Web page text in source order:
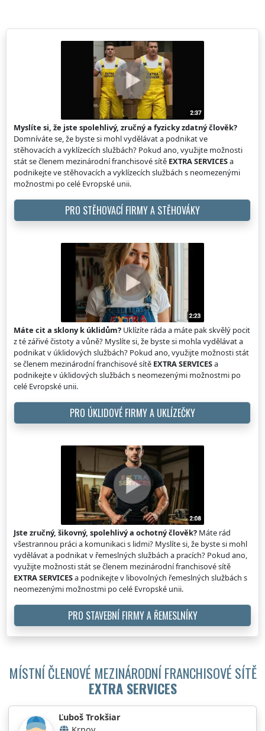
Myslíte si, že jste spolehlivý, zručný a fyzicky zdatný člověk?
Domníváte se, že byste si mohl vydělávat a podnikat ve
stěhovacích a vyklízecích službách? Pokud ano, využijte možnosti
stát se členem mezinárodní franchisové sítě EXTRA SERVICESa
podnikejte ve stěhovacích a vyklízecích službách s neomezenými
možnostmi po celé Evropské unii.
PRO STĚHOVACÍ FIRMY A STĚHOVÁKY
Máte cit a sklony k úklidům? Uklízíte ráda a máte pak skvělý pocit
z té zářivé čistoty a vůně? Myslíte si, že byste si mohla vydělávat a
podnikat v úklidových službách? Pokud ano, využijte možnosti stát
se členem mezinárodní franchisové sítě EXTRA SERVICESa
podnikejte v úklidových službách s neomezenými možnostmi po
celé Evropské unii.
PRO ÚKLIDOVÉ FIRMY A UKLÍZEČKY
Jste zručný, šikovný, spolehlivý a ochotný člověk? Máte rád
všestrannou práci a komunikaci s lidmi? Myslíte si, že byste si mohl
vydělávat a podnikat v řemeslných službách a pracích? Pokud ano,
využijte možnosti stát se členem mezinárodní franchisové sítě
EXTRA SERVICESa podnikejte v libovolných řemeslných službách s
neomezenými možnostmi po celé Evropské unii.
PRO STAVEBNÍ FIRMY A ŘEMESLNÍKY
MÍSTNÍ ČLENOVÉ MEZINÁRODNÍ FRANCHISOVÉ SÍTĚ
EXTRA SERVICES
Ľuboš Trokšiar